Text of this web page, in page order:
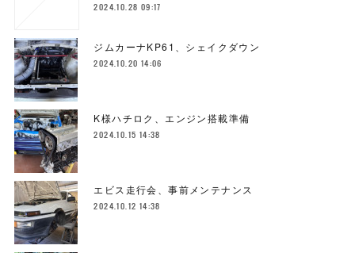
2024.10.28 09:17
ジムカーナKP61、シェイクダウン
2024.10.20 14:06
K様ハチロク、エンジン搭載準備
2024.10.15 14:38
エビス走行会、事前メンテナンス
2024.10.12 14:38